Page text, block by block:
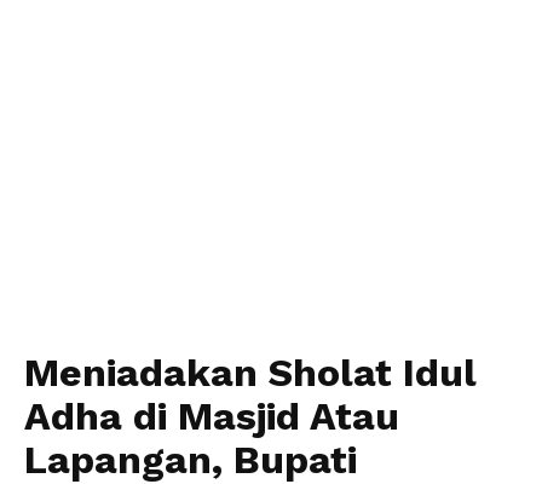
Meniadakan Sholat Idul
Adha di Masjid Atau
Lapangan, Bupati